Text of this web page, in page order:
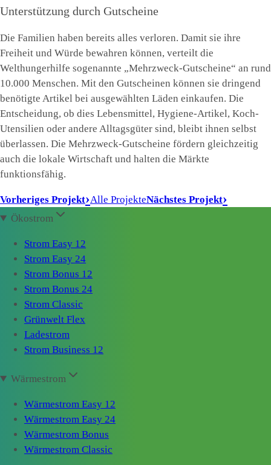
Unterstützung durch Gutscheine
Die Familien haben bereits alles verloren. Damit sie ihre
Freiheit und Würde bewahren können, verteilt die
Welthungerhilfe sogenannte „Mehrzweck-Gutscheine“ an rund
10.000 Menschen. Mit den Gutscheinen können sie dringend
benötigte Artikel bei ausgewählten Läden einkaufen. Die
Entscheidung, ob dies Lebensmittel, Hygiene-Artikel, Koch-
Utensilien oder andere Alltagsgüter sind, bleibt ihnen selbst
überlassen. Die Mehrzweck-Gutscheine fördern gleichzeitig
auch die lokale Wirtschaft und halten die Märkte
funktionsfähig.
Vorheriges Projekt Alle ProjekteNächstes Projekt
Ökostrom
Strom Easy 12
Strom Easy 24
Strom Bonus 12
Strom Bonus 24
Strom Classic
Grünwelt Flex
Ladestrom
Strom Business 12
Wärmestrom
Wärmestrom Easy 12
Wärmestrom Easy 24
Wärmestrom Bonus
Wärmestrom Classic